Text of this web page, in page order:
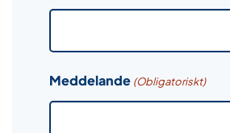
Meddelande (Obligatoriskt)